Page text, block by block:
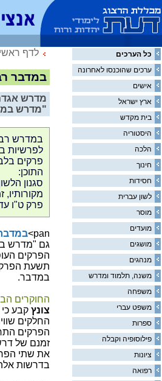
כל הערכים
ערכים שהוכנסו לאחרונה
אישים
ארץ ישראל
בית מקדש
היסטוריה
הלכה
חינוך
חסידות
לשון עברית
מוסר
מועדים
מושגים
מנהגים
משנה, תלמוד ומדרש
משפחה
משפט עברי
ספרות
פילוסופיה וקבלה
ציונות
רפואה
לדף ראשי
במדבר
מדרש
"מדרש
במדרש
פרקים
התוכן:
סגנון
מקורותיו,
פרק ט"ו
pan>
הפרקים
תשעת
במדבר.
החוקרים
צונץ קבע
החלקים
הפרקים
זמנם של
את שתי
בדרשות